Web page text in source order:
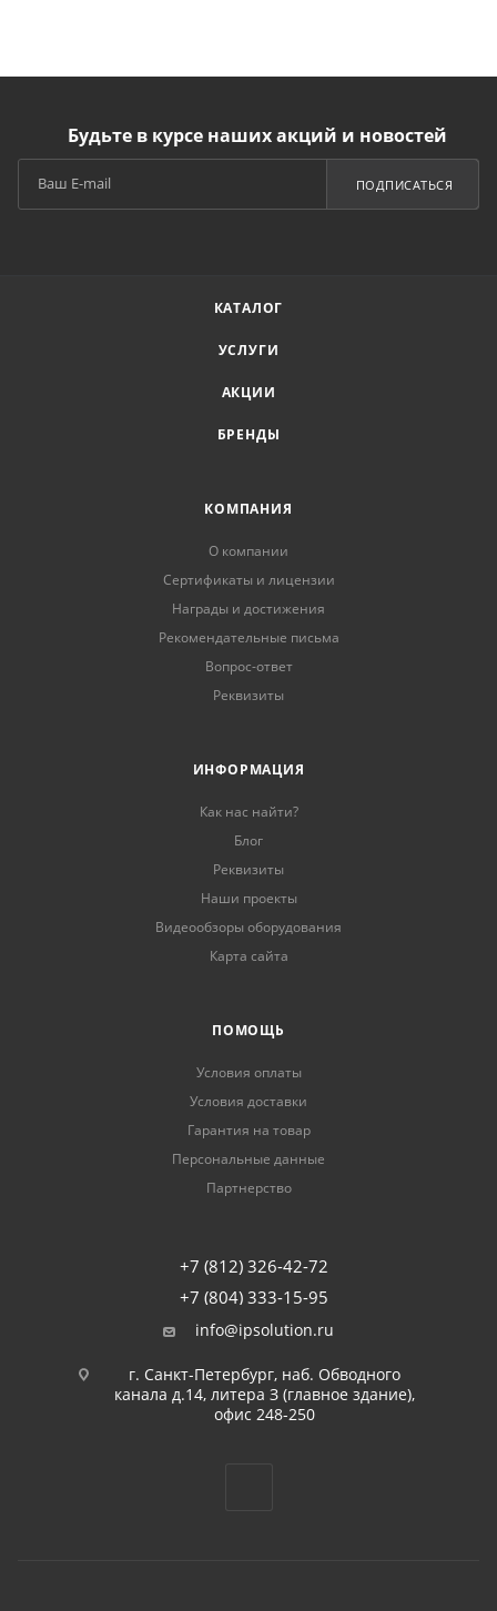
Будьте в курсе наших акций и новостей
ПОДПИСАТЬСЯ
КАТАЛОГ
УСЛУГИ
АКЦИИ
БРЕНДЫ
КОМПАНИЯ
О компании
Сертификаты и лицензии
Награды и достижения
Рекомендательные письма
Вопрос-ответ
Реквизиты
ИНФОРМАЦИЯ
Как нас найти?
Блог
Реквизиты
Наши проекты
Видеообзоры оборудования
Карта сайта
ПОМОЩЬ
Условия оплаты
Условия доставки
Гарантия на товар
Персональные данные
Партнерство
+7 (812) 326-42-72
+7 (804) 333-15-95
info@ipsolution.ru
г. Санкт-Петербург, наб. Обводного
канала д.14, литера З (главное здание),
офис 248-250